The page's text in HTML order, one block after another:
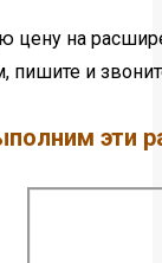
на
пишите и
эти